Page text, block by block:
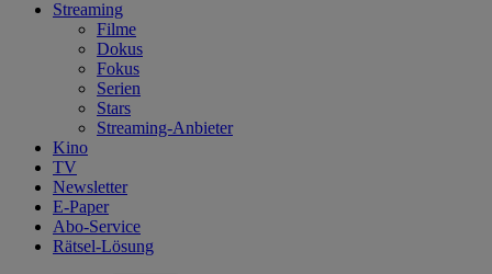
Streaming
Filme
Dokus
Fokus
Serien
Stars
Streaming-Anbieter
Kino
TV
Newsletter
E-Paper
Abo-Service
Rätsel-Lösung